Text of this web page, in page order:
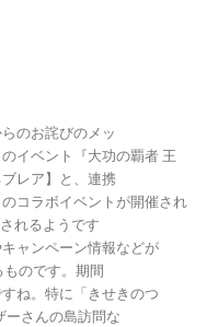
のお詫びのメッ
イベント『大功の覇者 王
レア】と、連携
コラボイベントが開催され
れるようです
ャンペーン情報などが
のです。期間
ね。特に「きせきのつ
ーさんの島訪問な